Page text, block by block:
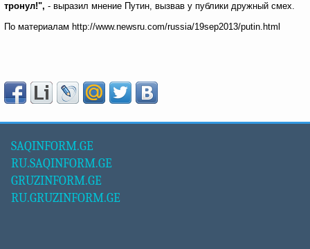
тронул!", - выразил мнение Путин, вызвав у публики дружный смех.
По материалам http://www.newsru.com/russia/19sep2013/putin.html
SAQINFORM.GE
RU.SAQINFORM.GE
GRUZINFORM.GE
RU.GRUZINFORM.GE